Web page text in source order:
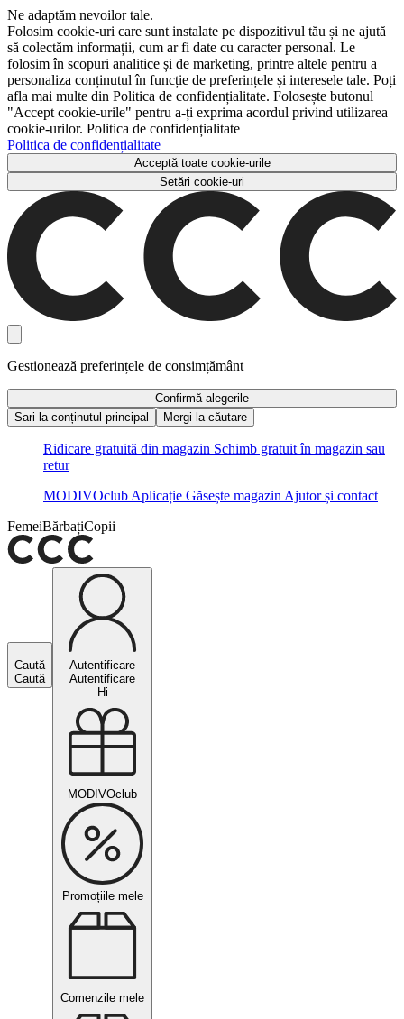
Ne adaptăm nevoilor tale.
Folosim cookie-uri care sunt instalate pe dispozitivul tău și ne ajută
să colectăm informații, cum ar fi date cu caracter personal. Le
folosim în scopuri analitice și de marketing, printre altele pentru a
personaliza conținutul în funcție de preferințele și interesele tale. Poți
afla mai multe din Politica de confidențialitate. Folosește butonul
"Accept cookie-urile" pentru a-ți exprima acordul privind utilizarea
cookie-urilor. Politica de confidențialitate
Politica de confidențialitate
Acceptă toate cookie-urile
Setări cookie-uri
Gestionează preferințele de consimțământ
Confirmă alegerile
Sari la conținutul principal
Mergi la căutare
Ridicare gratuită din magazin Schimb gratuit în magazin sau
retur
MODIVOclub Aplicație Găsește magazin Ajutor și contact
FemeiBărbațiCopii
Caută
Caută
Autentificare
Autentificare
Hi
MODIVOclub
Promoțiile mele
Comenzile mele